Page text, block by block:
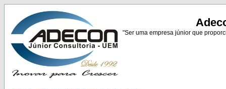
"Ser uma empresa júnior que